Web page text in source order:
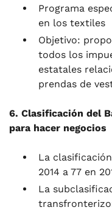
Programa
en los textiles
Objetivo:
todos los
estatales
prendas de
6. Clasificación del
para hacer negocios
La
2014 a 77 en
La